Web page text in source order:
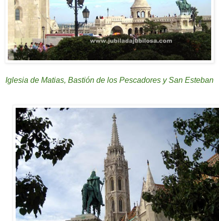
Iglesia de Matias, Bastión de los Pescadores y San Esteban